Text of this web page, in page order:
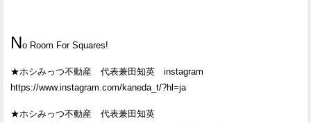
No Room For Squares!
★ホシみっつ不動産 代表兼田知英 instagram
https://www.instagram.com/kaneda_t/?hl=ja
★ホシみっつ不動産 代表兼田知英